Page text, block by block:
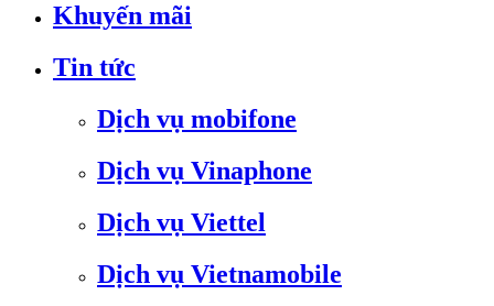
Khuyến mãi
Tin tức
Dịch vụ mobifone
Dịch vụ Vinaphone
Dịch vụ Viettel
Dịch vụ Vietnamobile